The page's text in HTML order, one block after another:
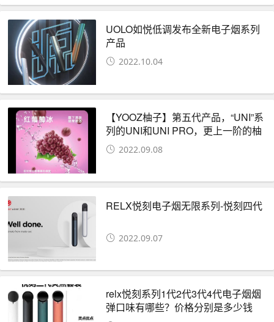
UOLO如悦低调发布全新电子烟系列
产品
2022.10.04
【YOOZ柚子】第五代产品，“UNI”系
列的UNI和UNI PRO，更上一阶的柚
子给我们带来了惊喜
2022.09.08
RELX悦刻电子烟无限系列-悦刻四代
2022.09.07
relx悦刻系列1代2代3代4代电子烟烟
弹口味有哪些？价格分别是多少钱